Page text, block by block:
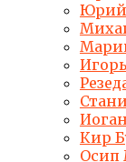
Юрий
Кир
Осип